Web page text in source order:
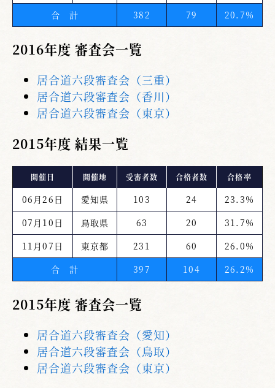
合 計
382 79 20.7%
2016年度 審査会一覧
居合道六段審査会（三重）
居合道六段審査会（香川）
居合道六段審査会（東京）
2015年度 結果一覧
開催日 開催地 受審者数 合格者数 合格率
06月26日 愛知県 103 24
23.3%
07月10日
鳥取県 63 20
31.7%
11月07日
東京都 231 60
26.0%
合 計
397 104 26.2%
2015年度 審査会一覧
居合道六段審査会（愛知）
居合道六段審査会（鳥取）
居合道六段審査会（東京）